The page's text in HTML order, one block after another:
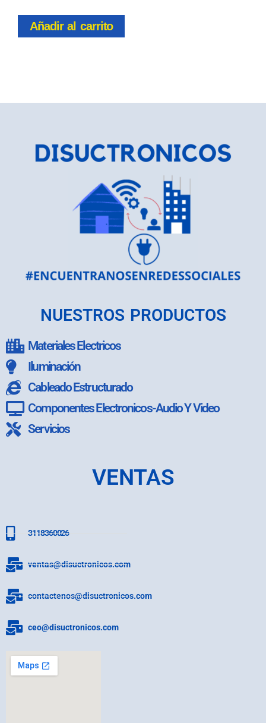
Añadir al carrito
NUESTROS PRODUCTOS
Materiales Electricos
Iluminación
Cableado Estructurado
Componentes Electronicos-Audio Y Video
Servicios
VENTAS
3118360026
ventas@disuctronicos.com
contactenos@disuctronicos.com
ceo@disuctronicos.com